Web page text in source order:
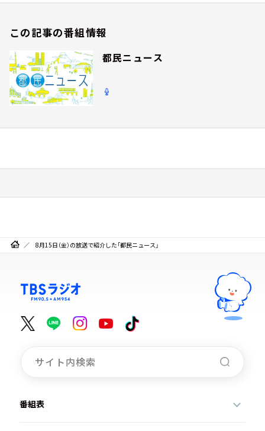
この記事の番組情報
都民ニュース
8月15日（金）の放送で紹介した「都民ニュース」
番組表